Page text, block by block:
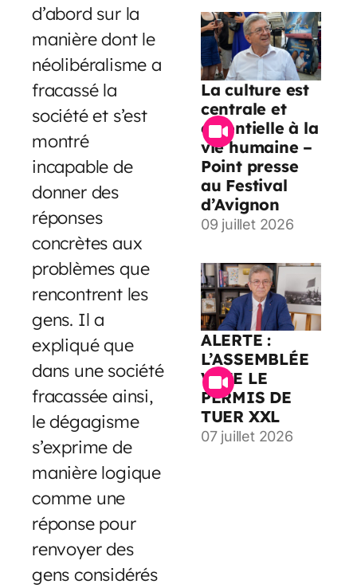
d’abord sur la
manière dont le
néolibéralisme a
fracassé la
société et s’est
montré
incapable de
donner des
réponses
concrètes aux
problèmes que
rencontrent les
gens. Il a
expliqué que
dans une société
fracassée ainsi,
le dégagisme
s’exprime de
manière logique
comme une
réponse pour
renvoyer des
gens considérés
La culture est
centrale et
essentielle à la
vie humaine –
Point presse
au Festival
d’Avignon
09 juillet 2026
ALERTE :
L’ASSEMBLÉE
VOTE LE
PERMIS DE
TUER XXL
07 juillet 2026